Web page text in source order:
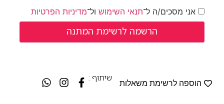
אני מסכים/ה ל־תנאי השימושול־מדיניות הפרטיות
הוספה לרשימת משאלות
שיתוף :